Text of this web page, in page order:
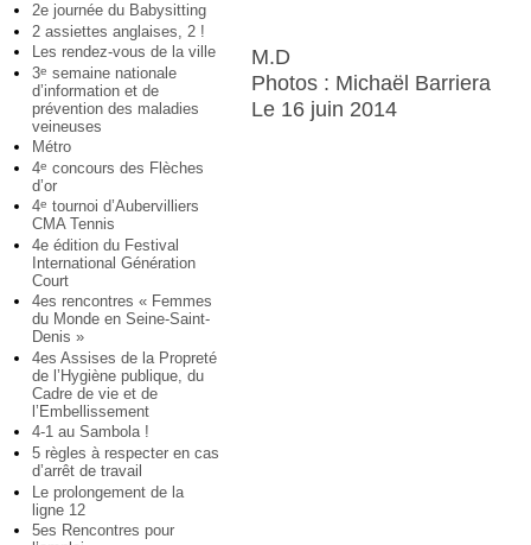
2e journée du Babysitting
2 assiettes anglaises, 2 !
Les rendez-vous de la ville
3e semaine nationale
d’information et de
prévention des maladies
veineuses
Métro
4e concours des Flèches
d’or
4e tournoi d’Aubervilliers
CMA Tennis
4e édition du Festival
International Génération
Court
4es rencontres « Femmes
du Monde en Seine-Saint-
Denis »
4es Assises de la Propreté
de l’Hygiène publique, du
Cadre de vie et de
l’Embellissement
4-1 au Sambola !
5 règles à respecter en cas
d’arrêt de travail
Le prolongement de la
ligne 12
5es Rencontres pour
M.D
Photos : Michaël Barriera
Le 16 juin 2014